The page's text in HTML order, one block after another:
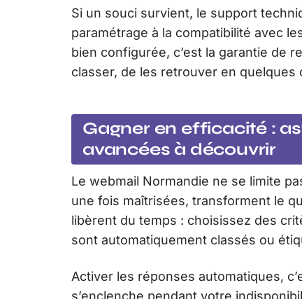
Si un souci survient, le support
paramétrage à la compatibilité avec
bien configurée, c’est la garantie de
classer, de les retrouver en
Gagner en efficacité :
avancées à découvrir
Le webmail Normandie ne se limite
une fois maîtrisées, transforment le
libèrent du temps : choisissez des
sont automatiquement classés ou
Activer les réponses automatiques,
s’enclenche pendant votre